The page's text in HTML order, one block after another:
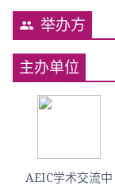
举办方
主办单位
AEIC学术交流中